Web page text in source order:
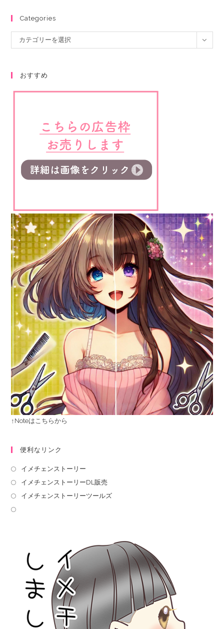
Categories
カテゴリーを選択
おすすめ
↑Noteはこちらから
便利なリンク
イメチェンストーリー
イメチェンストーリーDL販売
イメチェンストーリーツールズ